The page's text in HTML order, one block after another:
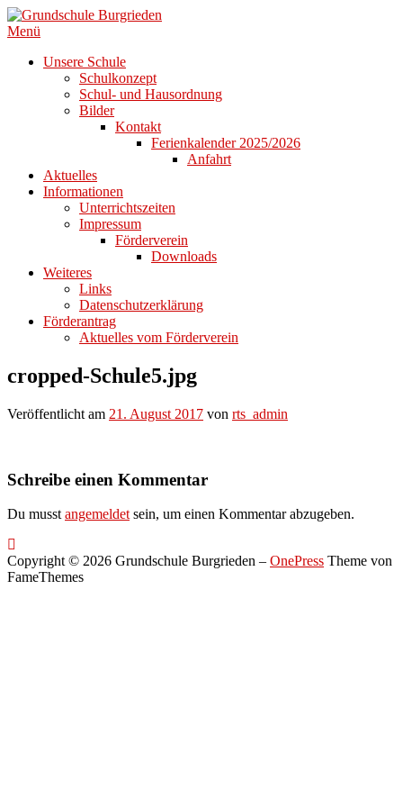
Zum
Inhalt
Menü
Unsere Schule
Schulkonzept
Schul- und Hausordnung
Bilder
Kontakt
Ferienkalender 2025/2026
Anfahrt
Aktuelles
Informationen
Unterrichtszeiten
Impressum
Förderverein
Downloads
Weiteres
Links
Datenschutzerklärung
Förderantrag
Aktuelles vom Förderverein
cropped-Schule5.jpg
Veröffentlicht am 21. August 2017 von rts_admin
Schreibe einen Kommentar
Du musst angemeldet sein, um einen Kommentar abzugeben.
Copyright © 2026 Grundschule Burgrieden – OnePress Theme von
FameThemes